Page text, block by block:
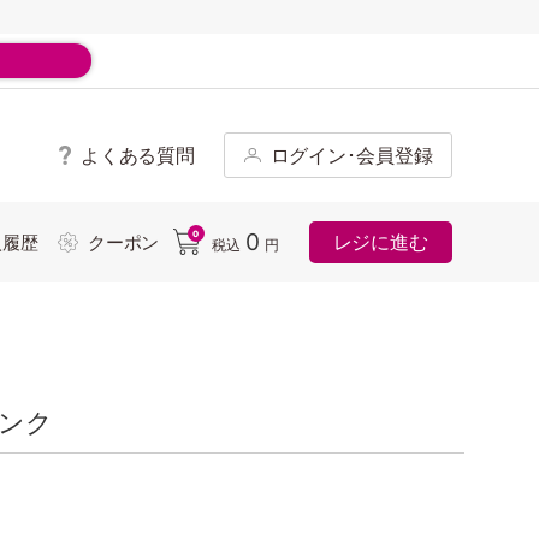
よくある質問 ログイン･会員登録
歴 クーポン 0
税込 0 円 レジに進む
ク